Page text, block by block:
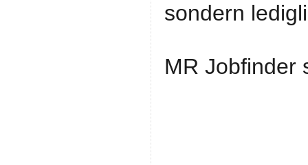
sondern
MR Jobfinder